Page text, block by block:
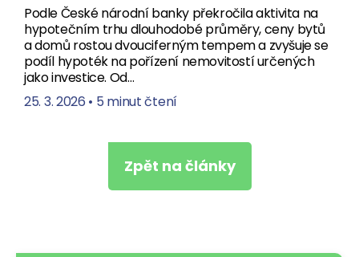
Podle České národní banky překročila aktivita na
hypotečním trhu dlouhodobé průměry, ceny bytů
a domů rostou dvouciferným tempem a zvyšuje se
podíl hypoték na pořízení nemovitostí určených
jako investice. Od…
25. 3. 2026 • 5 minut čtení
Zpět na články